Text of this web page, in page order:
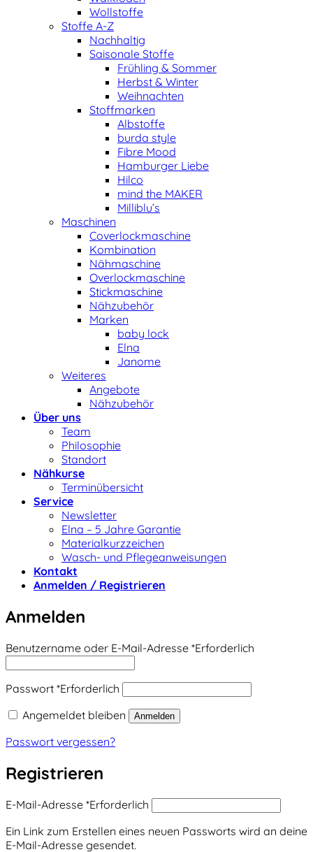
Wollstoffe
Stoffe A-Z
Nachhaltig
Saisonale Stoffe
Frühling & Sommer
Herbst & Winter
Weihnachten
Stoffmarken
Albstoffe
burda style
Fibre Mood
Hamburger Liebe
Hilco
mind the MAKER
Milliblu’s
Maschinen
Coverlockmaschine
Kombination
Nähmaschine
Overlockmaschine
Stickmaschine
Nähzubehör
Marken
baby lock
Elna
Janome
Weiteres
Angebote
Nähzubehör
Über uns
Team
Philosophie
Standort
Nähkurse
Terminübersicht
Service
Newsletter
Elna – 5 Jahre Garantie
Materialkurzzeichen
Wasch- und Pflegeanweisungen
Kontakt
Anmelden / Registrieren
Anmelden
Benutzername oder E-Mail-Adresse *Erforderlich
Passwort *Erforderlich
Angemeldet bleiben
Anmelden
Passwort vergessen?
Registrieren
E-Mail-Adresse *Erforderlich
Ein Link zum Erstellen eines neuen Passworts wird an deine
E-Mail-Adresse gesendet.